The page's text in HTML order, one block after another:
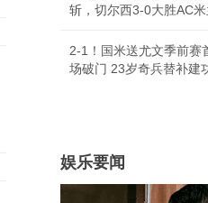
斩，切尔西3-0大胜AC米
2-1！国米送尤文季前赛
场破门 23岁奇兵替补建
娱乐要闻